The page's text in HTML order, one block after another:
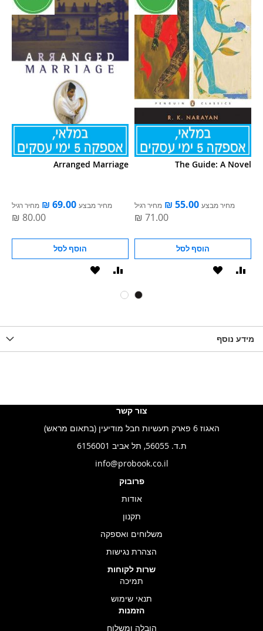
Arranged Marriage
מחיר מבצע מחיר רגיל
הוסף לסל
הוסף
להשוואה
The Guide: A Novel
מחיר מבצע מחיר רגיל
הוסף לסל
הוסף
מידע נוסף
צור קשר
האגוז 6 פארק תעשיות חבל מודיעין (בתאום מראש)
ת.ד. 56055, תל אביב 6156001
info@probook.co.il
פרובוק
אודות
תקנון
משלוחים ואספקה
הצהרת נגישות
שרות לקוחות
תמיכה
תנאי שימוש
הזמנות
הובלה ומשלוח